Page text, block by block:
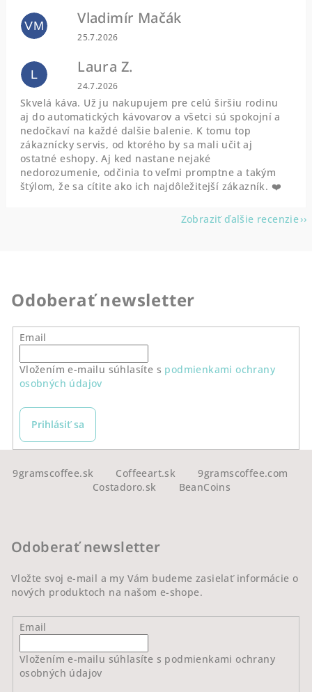
VM Vladimír Mačák
Hodnotenie obchodu je 5 z 5 hviezdičiek.
25.7.2026
L Laura Z.
Hodnotenie obchodu je 5 z 5 hviezdičiek.
24.7.2026
Skvelá káva. Už ju nakupujem pre celú širšiu rodinu
aj do automatických kávovarov a všetci sú spokojní a
nedočkaví na každé dalšie balenie. K tomu top
zákaznícky servis, od ktorého by sa mali učit aj
ostatné eshopy. Aj ked nastane nejaké
nedorozumenie, odčinia to veľmi promptne a takým
štýlom, že sa cítite ako ich najdôležitejší zákazník. ❤️
Zobraziť ďalšie recenzie
Odoberať newsletter
Email
Vložením e-mailu súhlasíte s podmienkami ochrany
osobných údajov
Prihlásiť sa
9gramscoffee.sk Coffeeart.sk
9gramscoffee.com
Costadoro.sk
BeanCoins
Odoberať newsletter
Vložte svoj e-mail a my Vám budeme zasielať informácie o
nových produktoch na našom e-shope.
Email
Vložením e-mailu súhlasíte s podmienkami ochrany
osobných údajov